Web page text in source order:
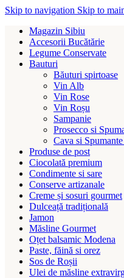
Skip to navigation Skip to
Magazin Sibiu
Accesorii Bucătărie
Legume Conservate
Bauturi
Băuturi spirtoase
Vin Alb
Vin Rose
Vin Roșu
Sampanie
Prosecco si
Cava si
Produse de post
Ciocolată premium
Condimente si sare
Conserve artizanale
Creme și sosuri gourmet
Dulceață tradițională
Jamon
Măsline Gourmet
Oțet balsamic Modena
Paste, făină si orez
Sos de Roșii
Ulei de măsline